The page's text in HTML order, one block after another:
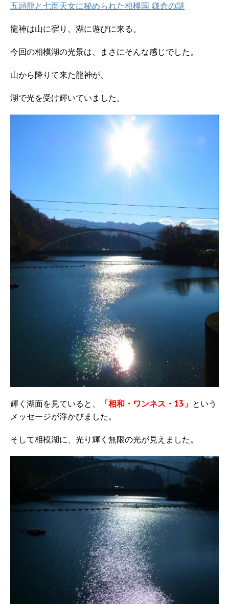
五頭龍と七面天女に秘められた相模国 鎌倉の謎
龍神は山に宿り、湖に遊びに来る。
今回の相模湖の光景は、まさにそんな感じでした。
山から降りて来た龍神が、
湖で光を受け輝いていました。
輝く湖面を見ていると、 「相和・ワンネス・13」 という
メッセージが浮かびました。
そして相模湖に、光り輝く無限の光が見えました。